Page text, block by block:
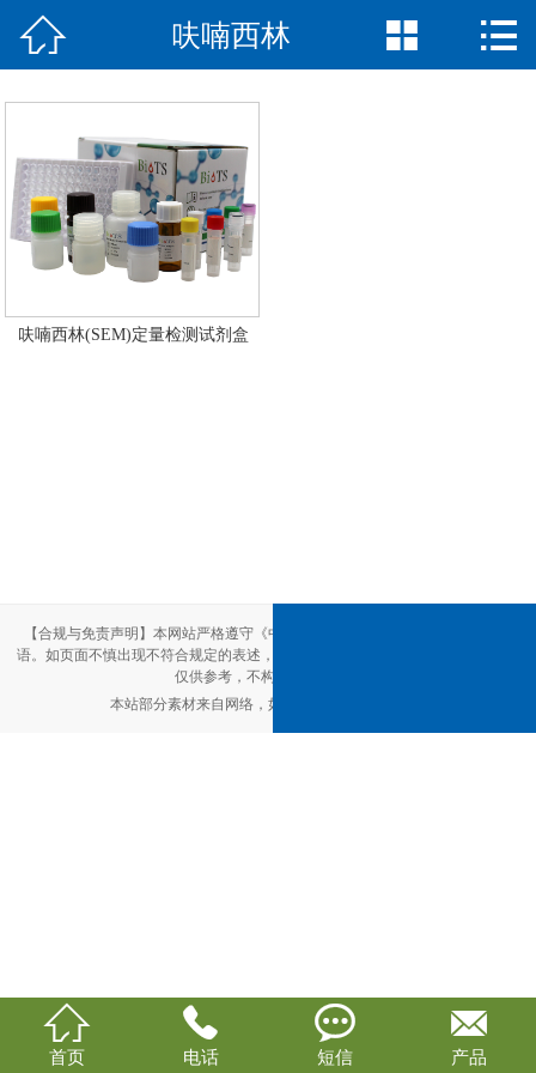
网站首页
 呋喃西林  
呋喃西林(SEM)定量检测试剂盒

首页

电话

短信

产品
【合规与免责声明】本网站严格遵守《中华人民共和国广告法》，尽力规范用
语。如页面不慎出现不符合规定的表述，敬请联系我们，将立即更正；相关内容
仅供参考，不构成交易依据。
本站部分素材来自网络，如有侵权，请联系删除。